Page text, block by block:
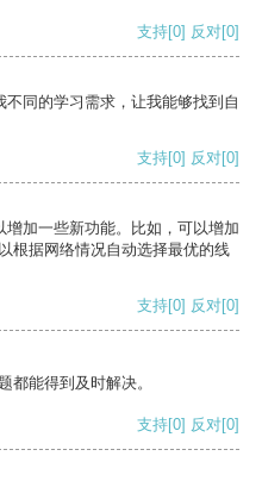
支持[0] 反对[0]
同的学习需求，让我能够找到自
支持[0] 反对[0]
加一些新功能。比如，可以增加
根据网络情况自动选择最优的线
支持[0] 反对[0]
都能得到及时解决。
支持[0] 反对[0]